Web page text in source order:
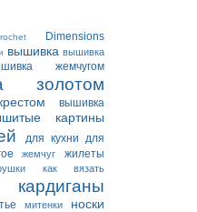
Dimensions
вышивка вышивка
жемчугом
золотом
вышивка
картины
для кухни для
жемчуг жилеты
как вязать
кардиганы
митенки носки